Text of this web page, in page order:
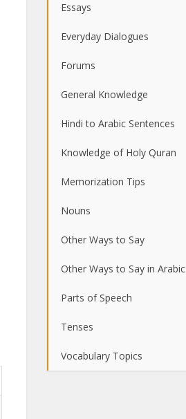
Essays
Everyday Dialogues
Forums
General Knowledge
Hindi to Arabic Sentences
Knowledge of Holy Quran
Memorization Tips
Nouns
Other Ways to Say
Other Ways to Say in Arabic
Parts of Speech
Tenses
Vocabulary Topics